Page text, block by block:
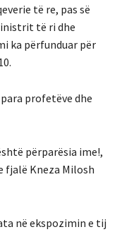
të re, pas së
të ri dhe
ka përfunduar për
profetëve dhe
përparësia ime!,
Kneza Milosh
në ekspozimin e tij